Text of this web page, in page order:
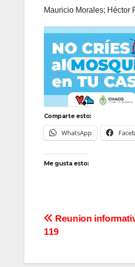
Mauricio Morales; Héctor
Comparte esto:
WhatsApp
Me gusta esto:
Navegación
entradas
Reunion
119